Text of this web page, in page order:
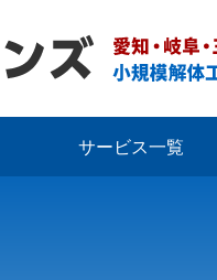
サービス一覧